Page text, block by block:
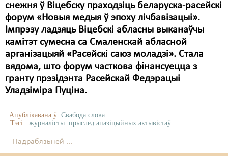
снежня ў Віцебску праходзіць беларуска-расейскі
форум «Новыя медыя ў эпоху лічбавізацыі».
Імпрэзу ладзяць Віцебскі абласны выканаўчы
камітэт сумесна са Смаленскай абласной
арганізацыяй «Расейскі саюз моладзі». Стала
вядома, што форум часткова фінансуецца з
гранту прэзідэнта Расейскай Федэрацыі
Уладзіміра Пуціна.
Апублікавана ў Свабода слова
Тэгі: журналісты прыслед апазіцыйных актывістаў
Падрабязьней ...